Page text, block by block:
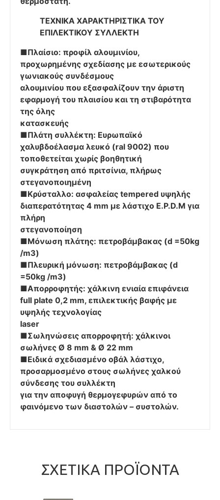
ΤΕΧΝΙΚΑ ΧΑΡΑΚΤΗΡΙΣΤΙΚΑ ΤΟΥ
ΕΠΙΛΕΚΤΙΚΟΥ ΣΥΛΛΕΚΤΗ
■Πλαίσιο: προφίλ αλουμινίου,
προχωρημένης σχεδίασης με εσωτερικούς
γωνιακούς συνδέσμους
αλουμινίου που εξασφαλίζουν την άριστη
εφαρμογή του πλαισίου και τη στιβαρότητα
της όλης
κατασκευής
■Πλάτη συλλέκτη: Ευρωπαϊκό
χαλυβδοέλασμα λευκό (ral 9002) που
τοποθετείται χωρίς βοηθητική
συγκράτηση από πριτσίνια, πλήρως
στεγανοποιημένη
■Κρύσταλλο: ασφαλείας tempered υψηλής
διαπερατότητας 4 mm με λάστιχο Ε.P.D.M για
πλήρη
στεγανοποίηση
■Μόνωση πλάτης: πετροβάμβακας (d =50kg
/m3)
■Πλευρική μόνωση: πετροβάμβακας (d
=50kg /m3)
■Απορροφητής: χάλκινη ενιαία επιφάνεια
full plate 0,2 mm, επιλεκτικής βαφής με
υψηλής τεχνολογίας
laser
■Σωληνώσεις απορροφητή: χάλκινοι
σωλήνες Ø 8 mm & Ø 22 mm
■Ειδικά σχεδιασμένο οβάλ λάστιχο,
προσαρμοσμένο στους σωλήνες χαλκού
σύνδεσης του συλλέκτη
για την αποφυγή θερμογεφυρών από το
φαινόμενο των διαστολών – συστολών.
ΣΧΕΤΙΚΆ ΠΡΟΪΌΝΤΑ